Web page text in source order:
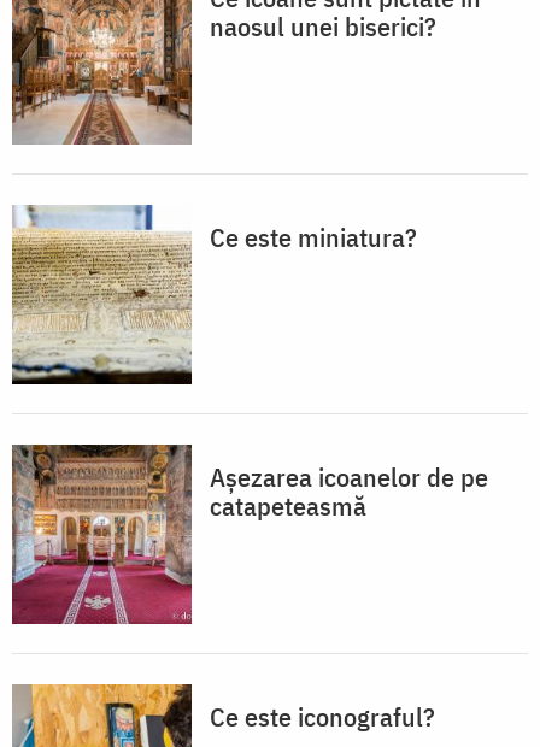
naosul unei biserici?
Ce este miniatura?
Așezarea icoanelor de pe
catapeteasmă
Ce este iconograful?